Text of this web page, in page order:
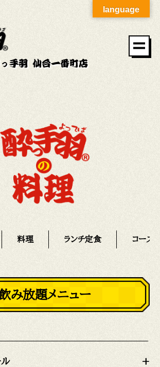
手羽 仙台一番町店
料理 ランチ定食 コース
み放題メニュー
+
language